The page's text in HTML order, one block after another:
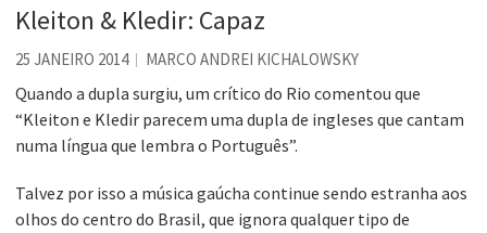
Tem que filmar isso daí
A construção da urbanidade
Aprender a fracassar é o segredo do sucesso
Kleiton & Kledir: Capaz
25 JANEIRO 2014 MARCO ANDREI KICHALOWSKY
Quando a dupla surgiu, um crítico do Rio comentou que
“Kleiton e Kledir parecem uma dupla de ingleses que cantam
numa língua que lembra o Português”.
Talvez por isso a música gaúcha continue sendo estranha aos
olhos do centro do Brasil, que ignora qualquer tipo de